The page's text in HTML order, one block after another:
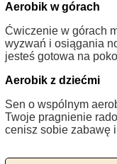
Aerobik w górach
Ćwiczenie w górach
wyzwań i osiągania
jesteś gotowa na
Aerobik z dziećmi
Sen o wspólnym
Twoje pragnienie
cenisz sobie zabawę